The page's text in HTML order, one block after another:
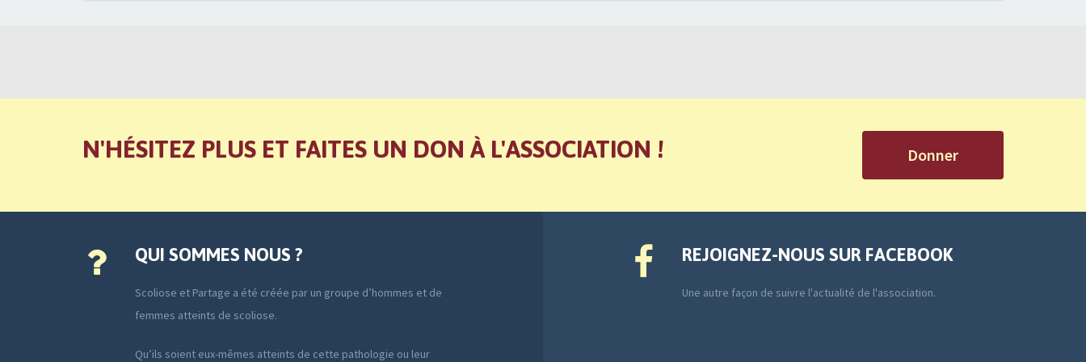
N'HÉSITEZ PLUS ET FAITES UN DON À L'ASSOCIATION ! Donner
QUI SOMMES NOUS ?
Scoliose et Partage a été créée par un groupe d’hommes et de
femmes atteints de scoliose.
Qu’ils soient eux-mêmes atteints de cette pathologie ou leur
REJOIGNEZ-NOUS SUR FACEBOOK
Une autre façon de suivre l'actualité de l'association.